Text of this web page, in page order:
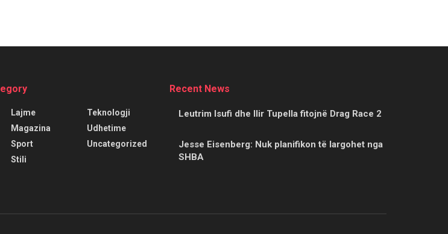
Lajme
Magazina
Sport
Stili
Teknologji
Udhetime
Uncategorized
Recent News
Leutrim Isufi dhe Ilir Tupella fitojnë Drag Race 2
Jesse Eisenberg: Nuk planifikon të largohet nga
SHBA